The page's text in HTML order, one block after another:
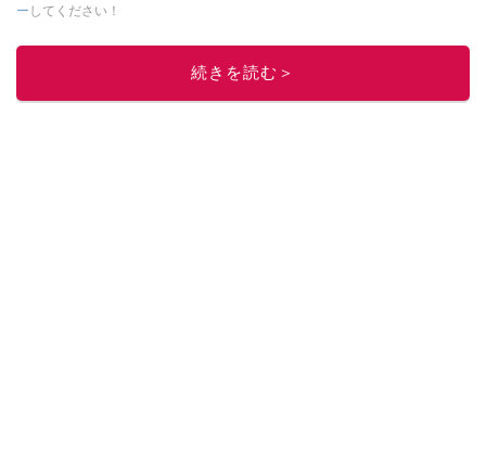
ー してください！
このイチオシストの他の記事を読む
続きを読む＞